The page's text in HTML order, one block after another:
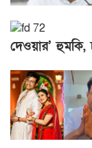
দেওয়ার’